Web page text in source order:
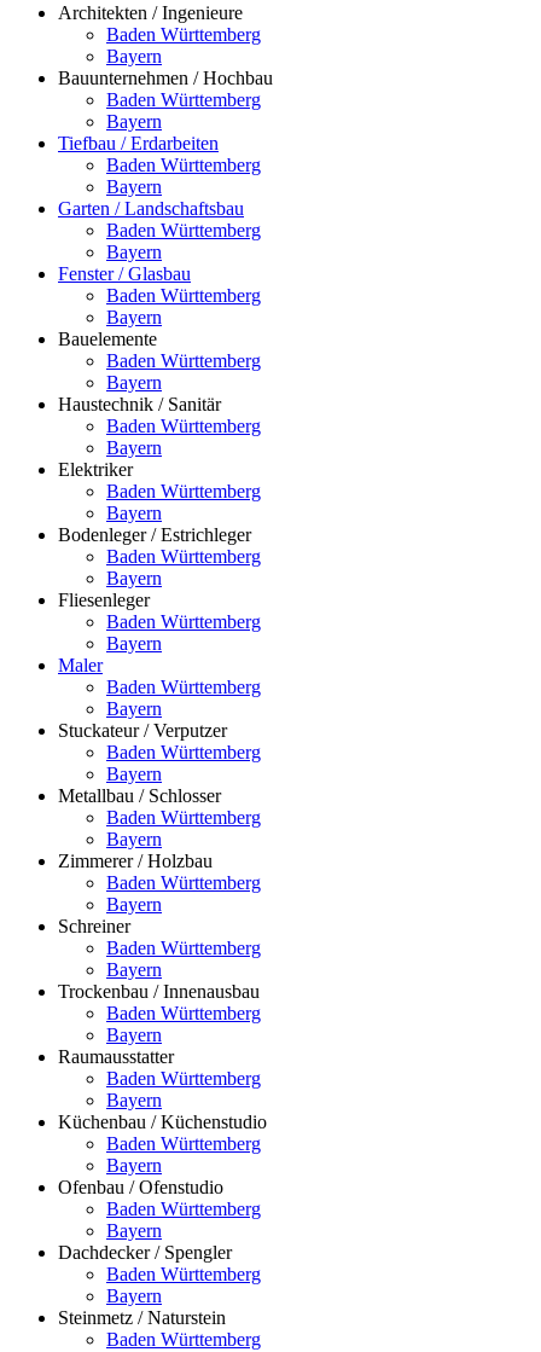
Architekten / Ingenieure
Baden Württemberg
Bayern
Bauunternehmen / Hochbau
Baden Württemberg
Bayern
Tiefbau / Erdarbeiten
Baden Württemberg
Bayern
Garten / Landschaftsbau
Baden Württemberg
Bayern
Fenster / Glasbau
Baden Württemberg
Bayern
Bauelemente
Baden Württemberg
Bayern
Haustechnik / Sanitär
Baden Württemberg
Bayern
Elektriker
Baden Württemberg
Bayern
Bodenleger / Estrichleger
Baden Württemberg
Bayern
Fliesenleger
Baden Württemberg
Bayern
Maler
Baden Württemberg
Bayern
Stuckateur / Verputzer
Baden Württemberg
Bayern
Metallbau / Schlosser
Baden Württemberg
Bayern
Zimmerer / Holzbau
Baden Württemberg
Bayern
Schreiner
Baden Württemberg
Bayern
Trockenbau / Innenausbau
Baden Württemberg
Bayern
Raumausstatter
Baden Württemberg
Bayern
Küchenbau / Küchenstudio
Baden Württemberg
Bayern
Ofenbau / Ofenstudio
Baden Württemberg
Bayern
Dachdecker / Spengler
Baden Württemberg
Bayern
Steinmetz / Naturstein
Baden Württemberg